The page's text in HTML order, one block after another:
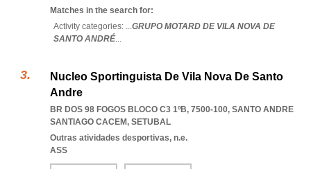
Matches in the search for:
Activity categories: ...GRUPO MOTARD DE VILA NOVA DE
SANTO ANDRÉ...
Nucleo Sportinguista De Vila Nova De Santo
Andre
BR DOS 98 FOGOS BLOCO C3 1ºB, 7500-100, SANTO ANDRE
SANTIAGO CACEM, SETUBAL
Outras atividades desportivas, n.e.
ASS